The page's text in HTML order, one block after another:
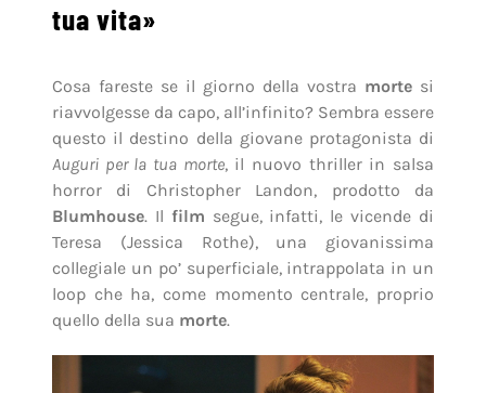
tua vita»
Cosa fareste se il giorno della vostra morte si
riavvolgesse da capo, all’infinito? Sembra essere
questo il destino della giovane protagonista di
Auguri per la tua morte, il nuovo thriller in salsa
horror di Christopher Landon, prodotto da
Blumhouse. Il film segue, infatti, le vicende di
Teresa (Jessica Rothe), una giovanissima
collegiale un po’ superficiale, intrappolata in un
loop che ha, come momento centrale, proprio
quello della sua morte.